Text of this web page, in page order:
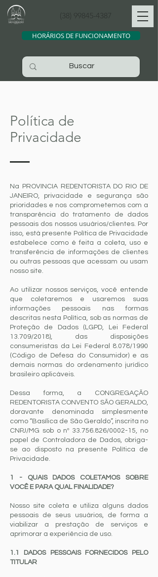
(38) 99845-4387
HORÁRIOS DE FUNCIONAMENTO
Política de
Privacidade
Na PROVINCIA REDENTORISTA DO RIO DE
JANEIRO, privacidade e segurança são
prioridades e nos comprometemos com a
transparência do tratamento de dados
pessoais dos nossos usuários/clientes. Por
isso, está presente Política de Privacidade
estabelece como é feita a coleta, uso e
transferência de informações de clientes
ou outras pessoas que acessam ou usam
nosso site.
Ao utilizar nossos serviços, você entende
que coletaremos e usaremos suas
informações pessoais nas formas
descritas nesta Política, sob as normas de
Proteção de Dados (LGPD, Lei Federal
13.709/2018), das disposições
consumeristas da Lei Federal 8.078/1990
(Código de Defesa do Consumidor) e as
demais normas do ordenamento jurídico
brasileiro aplicáveis.
Dessa forma, a CONGREGAÇÃO
REDENTORISTA CONVENTO SÃO GERALDO,
doravante denominada simplesmente
como “Basílica de São Geraldo”, inscrita no
CNPJ/MG sob o nº 33.756.826/0002-15, no
papel de Controladora de Dados, obriga-
se ao disposto na presente Política de
Privacidade.
1 - QUAIS DADOS COLETAMOS SOBRE
VOCÊ E PARA QUAL FINALIDADE?
Nosso site coleta e utiliza alguns dados
pessoais de seus usuários, de forma a
viabilizar a prestação de serviços e
aprimorar a experiência de uso.
1.1 DADOS PESSOAIS FORNECIDOS PELO
TITULAR